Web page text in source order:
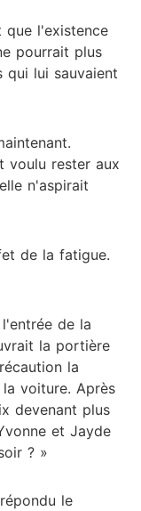
l'existence
pourrait plus
qui lui sauvaient
voulu rester aux
n'aspirait
de la fatigue.
de la
la portière
la
voiture. Après
devenant plus
et Jayde
? »
le